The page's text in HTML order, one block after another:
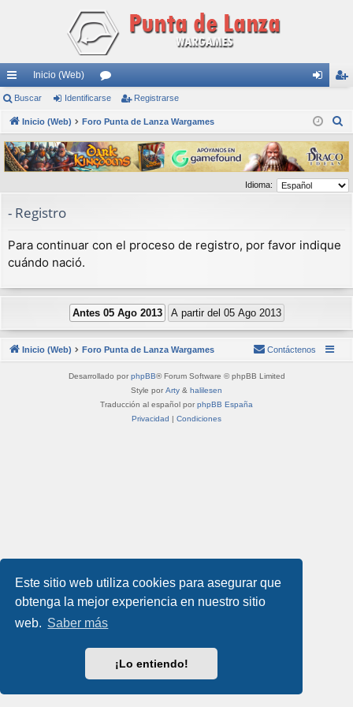
Este sitio web utiliza cookies para asegurar que
obtenga la mejor experiencia en nuestro sitio
web. Saber más
¡Lo entiendo!
nl
ac
es
rá
pi
do
s
Inicio (Web)
or
os nti
fic
ar
se
ist
ra
rs
e
Buscar Identificarse Registrarse
Inicio (Web) Foro Punta de Lanza Wargames
s
c
a
Idioma:
- Registro
Para continuar con el proceso de registro, por favor indique
cuándo nació.
Inicio (Web) Foro Punta de Lanza Wargames Contáctenos
Desarrollado por phpBB® Forum Software © phpBB Limited
Style por Arty & halilesen
Traducción al español por phpBB España
Privacidad | Condiciones